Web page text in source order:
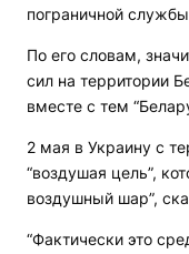
пограничной
По его словам,
сил на территории
вместе с тем
2 мая в Украину с
“воздушая цель”,
воздушный шар”,
“Фактически это